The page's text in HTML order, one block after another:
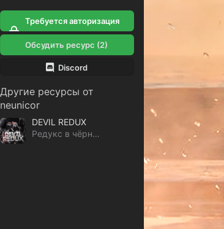
Требуется авторизация
для скачивания
Обсудить ресурс (2)
Discord
Другие ресурсы от
neunicor
DEVIL REDUX
Редукс в чёрных тонах